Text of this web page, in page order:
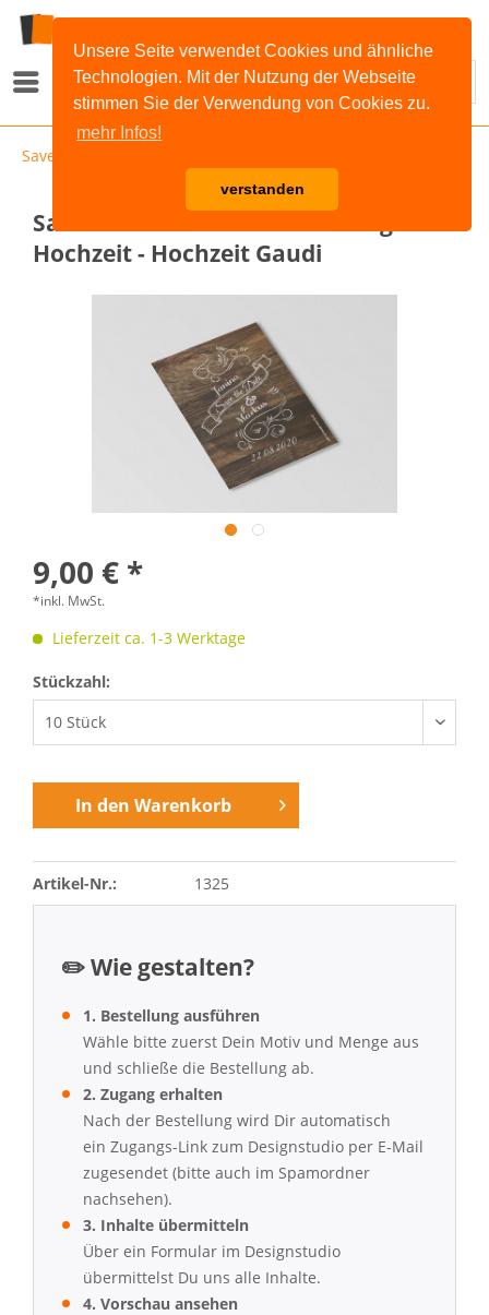
Unsere Seite verwendet Cookies und ähnliche
Technologien. Mit der Nutzung der Webseite
stimmen Sie der Verwendung von Cookies zu.
mehr Infos!
verstanden
Menü
Save the Date Karten
Save the Date Karten Einladung
Hochzeit - Hochzeit Gaudi
9,00 € *
*inkl. MwSt.
Lieferzeit ca. 1-3 Werktage
Stückzahl:
In den Warenkorb
Artikel-Nr.: 1325
✏️ Wie gestalten?
1. Bestellung ausführen
Wähle bitte zuerst Dein Motiv und Menge aus
und schließe die Bestellung ab.
2. Zugang erhalten
Nach der Bestellung wird Dir automatisch
ein Zugangs-Link zum Designstudio per E-Mail
zugesendet (bitte auch im Spamordner
nachsehen).
3. Inhalte übermitteln
Über ein Formular im Designstudio
übermittelst Du uns alle Inhalte.
4. Vorschau ansehen